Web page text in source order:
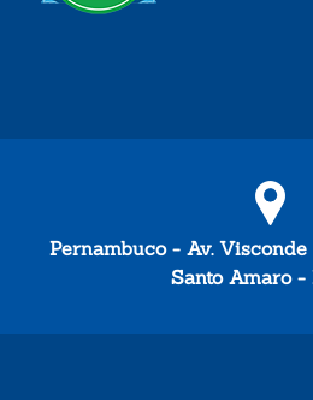
Pernambuco - Av.
Santo Amaro -